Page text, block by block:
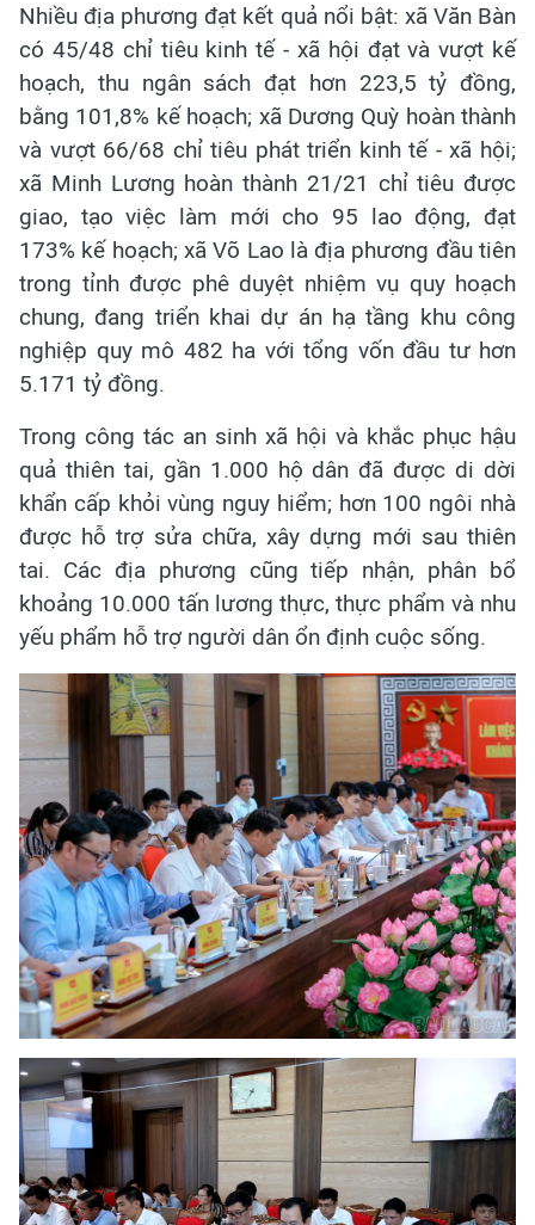
Nhiều địa phương đạt kết quả nổi bật: xã Văn Bàn
có 45/48 chỉ tiêu kinh tế - xã hội đạt và vượt kế
hoạch, thu ngân sách đạt hơn 223,5 tỷ đồng,
bằng 101,8% kế hoạch; xã Dương Quỳ hoàn thành
và vượt 66/68 chỉ tiêu phát triển kinh tế - xã hội;
xã Minh Lương hoàn thành 21/21 chỉ tiêu được
giao, tạo việc làm mới cho 95 lao động, đạt
173% kế hoạch; xã Võ Lao là địa phương đầu tiên
trong tỉnh được phê duyệt nhiệm vụ quy hoạch
chung, đang triển khai dự án hạ tầng khu công
nghiệp quy mô 482 ha với tổng vốn đầu tư hơn
5.171 tỷ đồng.
Trong công tác an sinh xã hội và khắc phục hậu
quả thiên tai, gần 1.000 hộ dân đã được di dời
khẩn cấp khỏi vùng nguy hiểm; hơn 100 ngôi nhà
được hỗ trợ sửa chữa, xây dựng mới sau thiên
tai. Các địa phương cũng tiếp nhận, phân bổ
khoảng 10.000 tấn lương thực, thực phẩm và nhu
yếu phẩm hỗ trợ người dân ổn định cuộc sống.